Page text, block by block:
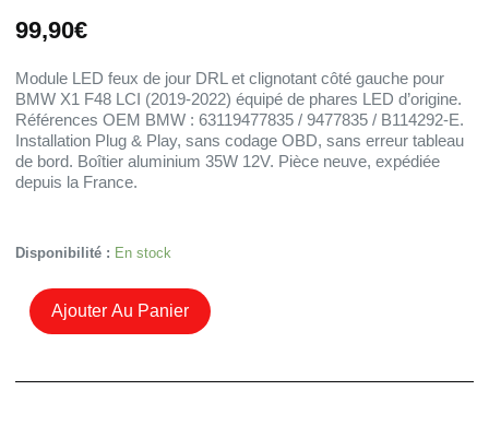
99,90€
Module LED feux de jour DRL et clignotant côté gauche pour
BMW X1 F48 LCI (2019-2022) équipé de phares LED d’origine.
Références OEM BMW : 63119477835 / 9477835 / B114292-E.
Installation Plug & Play, sans codage OBD, sans erreur tableau
de bord. Boîtier aluminium 35W 12V. Pièce neuve, expédiée
depuis la France.
Disponibilité : En stock
Quantité
Module
LED
DRL
Ajouter Au Panier